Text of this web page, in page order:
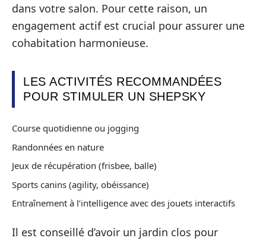
dans votre salon. Pour cette raison, un
engagement actif est crucial pour assurer une
cohabitation harmonieuse.
LES ACTIVITÉS RECOMMANDÉES
POUR STIMULER UN SHEPSKY
Course quotidienne ou jogging
Randonnées en nature
Jeux de récupération (frisbee, balle)
Sports canins (agility, obéissance)
Entraînement à l’intelligence avec des jouets interactifs
Il est conseillé d’avoir un jardin clos pour